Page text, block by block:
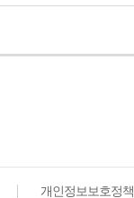
개인정보보호정책